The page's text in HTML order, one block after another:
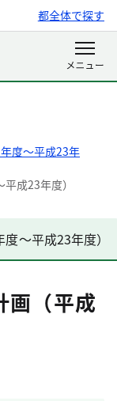
都全体で探す
度～平成23年
成23年度）
～平成23年度）
画（平成